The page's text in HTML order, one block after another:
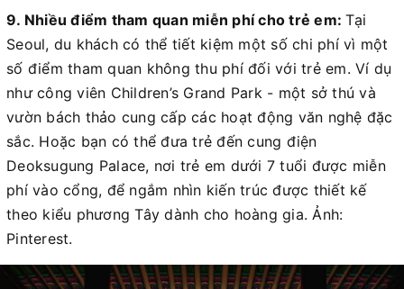
9. Nhiều điểm tham quan miễn phí cho trẻ em:Tại
Seoul, du khách có thể tiết kiệm một số chi phí vì một
số điểm tham quan không thu phí đối với trẻ em. Ví dụ
như công viên Children’s Grand Park - một sở thú và
vườn bách thảo cung cấp các hoạt động văn nghệ đặc
sắc. Hoặc bạn có thể đưa trẻ đến cung điện
Deoksugung Palace, nơi trẻ em dưới 7 tuổi được miễn
phí vào cổng, để ngắm nhìn kiến trúc được thiết kế
theo kiểu phương Tây dành cho hoàng gia. Ảnh:
Pinterest.